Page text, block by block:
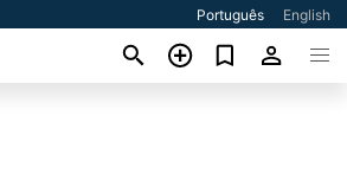
Português English